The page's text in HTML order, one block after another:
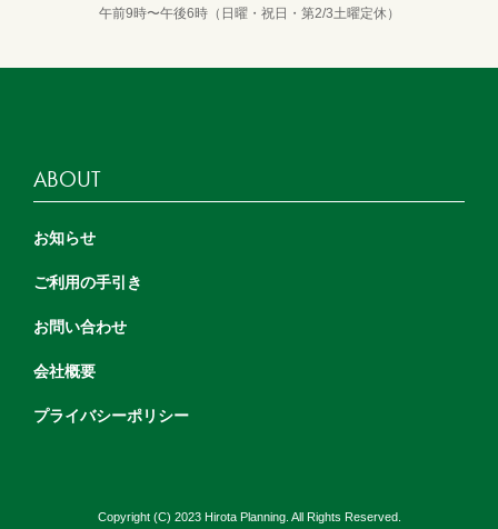
午前9時〜午後6時（日曜・祝日・第2/3土曜定休）
ABOUT
お知らせ
ご利用の手引き
お問い合わせ
会社概要
プライバシーポリシー
Copyright (C) 2023 Hirota Planning. All Rights Reserved.